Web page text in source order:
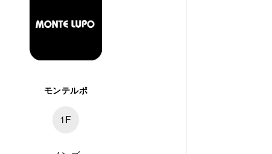
モンテルポ
1F